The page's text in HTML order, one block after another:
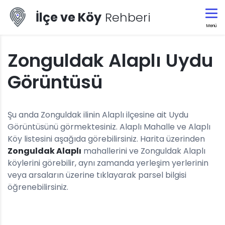
İlçe ve Köy Rehberi
Menü
Zonguldak Alaplı Uydu
Görüntüsü
Şu anda Zonguldak ilinin Alaplı ilçesine ait Uydu
Görüntüsünü görmektesiniz. Alaplı Mahalle ve Alaplı
Köy listesini aşağıda görebilirsiniz. Harita üzerinden
Zonguldak Alaplı mahallerini ve Zonguldak Alaplı
köylerini görebilir, aynı zamanda yerleşim yerlerinin
veya arsaların üzerine tıklayarak parsel bilgisi
öğrenebilirsiniz.